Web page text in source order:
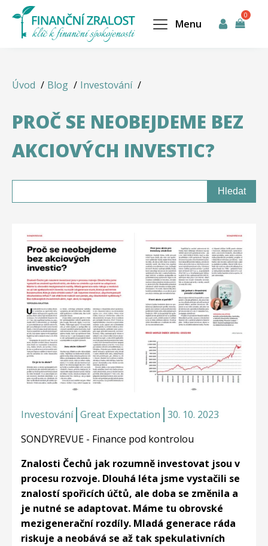
Menu
Úvod Blog Investování
PROČ SE NEOBEJDEME BEZ
AKCIOVÝCH INVESTIC?
Investování Great Expectation 30. 10. 2023
SONDYREVUE - Finance pod kontrolou
Znalosti Čechů jak rozumně investovat jsou v
procesu rozvoje. Dlouhá léta jsme vystačili se
znalostí spořicích účtů, ale doba se změnila a
je nutné se adaptovat. Máme tu obrovské
mezigenerační rozdíly. Mladá generace ráda
riskuje a neobává se až tak spekulativních